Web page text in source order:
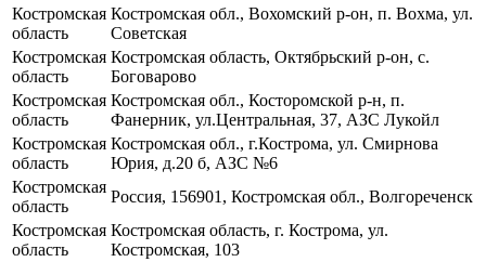
Костромская
область
Костромская обл., Вохомский р-он, п. Вохма, ул.
Советская
Костромская
область
Костромская область, Октябрьский р-он, с.
Боговарово
Костромская
область
Костромская обл., Косторомской р-н, п.
Фанерник, ул.Центральная, 37, АЗС Лукойл
Костромская
область
Костромская обл., г.Кострома, ул. Смирнова
Юрия, д.20 б, АЗС №6
Костромская
область
Россия, 156901, Костромская обл., Волгореченск
Костромская
область
Костромская область, г. Кострома, ул.
Костромская, 103